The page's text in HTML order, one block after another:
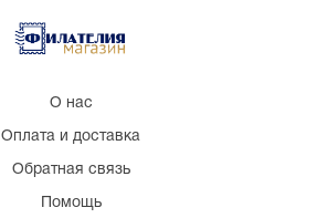
О нас
Оплата и доставка
Обратная связь
Помощь